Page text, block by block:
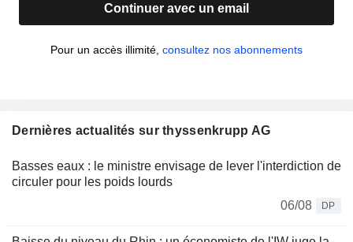
Continuer avec un email
Pour un accès illimité, consultez nos abonnements
Dernières actualités sur thyssenkrupp AG
Basses eaux : le ministre envisage de lever l'interdiction de
circuler pour les poids lourds
06/08
DP